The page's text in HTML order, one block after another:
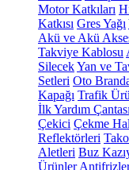
Motor Katkıları
Katkısı Gres Yağı
Akü ve Akü
Takviye Kablosu
SilecekYan ve
Setleri Oto
Kapağı Trafik
İlk Yardım Çantası
Çekici Çekme
Reflektörleri
Aletleri Buz
Ürünler